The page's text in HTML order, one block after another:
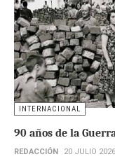
INTERNACIONAL
90 años de la
REDACCIÓN 20 JULIO 2026